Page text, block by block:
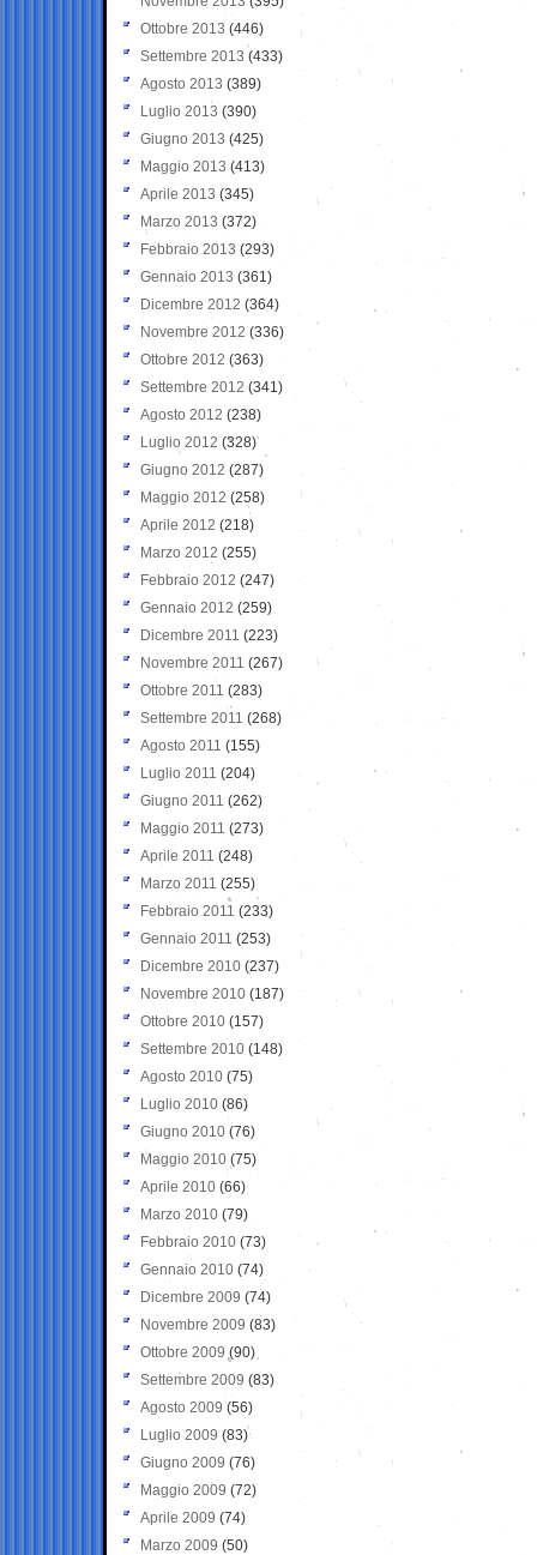
Ottobre 2013 (446)
Settembre 2013 (433)
Agosto 2013 (389)
Luglio 2013 (390)
Giugno 2013 (425)
Maggio 2013 (413)
Aprile 2013 (345)
Marzo 2013 (372)
Febbraio 2013 (293)
Gennaio 2013 (361)
Dicembre 2012 (364)
Novembre 2012 (336)
Ottobre 2012 (363)
Settembre 2012 (341)
Agosto 2012 (238)
Luglio 2012 (328)
Giugno 2012 (287)
Maggio 2012 (258)
Aprile 2012 (218)
Marzo 2012 (255)
Febbraio 2012 (247)
Gennaio 2012 (259)
Dicembre 2011 (223)
Novembre 2011 (267)
Ottobre 2011 (283)
Settembre 2011 (268)
Agosto 2011 (155)
Luglio 2011 (204)
Giugno 2011 (262)
Maggio 2011 (273)
Aprile 2011 (248)
Marzo 2011 (255)
Febbraio 2011 (233)
Gennaio 2011 (253)
Dicembre 2010 (237)
Novembre 2010 (187)
Ottobre 2010 (157)
Settembre 2010 (148)
Agosto 2010 (75)
Luglio 2010 (86)
Giugno 2010 (76)
Maggio 2010 (75)
Aprile 2010 (66)
Marzo 2010 (79)
Febbraio 2010 (73)
Gennaio 2010 (74)
Dicembre 2009 (74)
Novembre 2009 (83)
Ottobre 2009 (90)
Settembre 2009 (83)
Agosto 2009 (56)
Luglio 2009 (83)
Giugno 2009 (76)
Maggio 2009 (72)
Aprile 2009 (74)
Marzo 2009 (50)